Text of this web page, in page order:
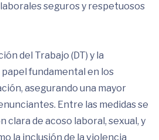
seguros y respetuosos
del Trabajo (DT) y la
fundamental en los
asegurando una mayor
Entre las medidas se
clara de acoso laboral, sexual, y
la inclusión de la violencia